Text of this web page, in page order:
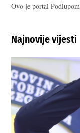
Ovo je portal
Najnovije vijesti